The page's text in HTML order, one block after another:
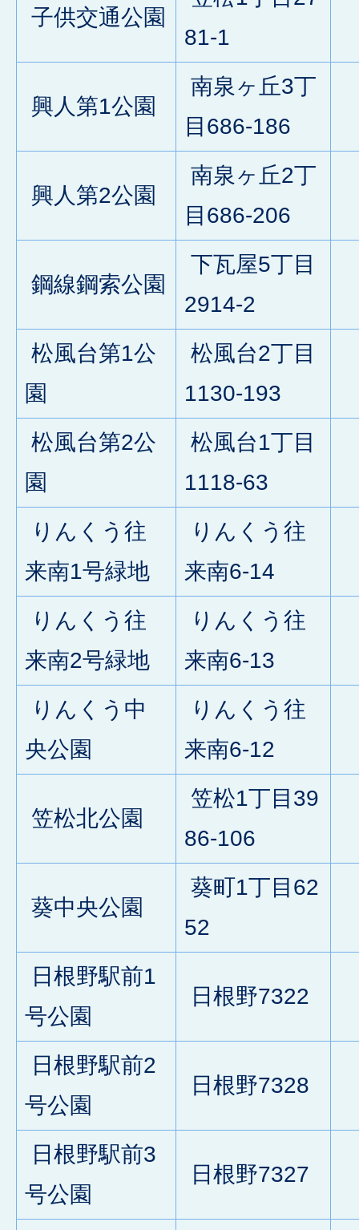
子供交通公園
81-1
興人第1公園
南泉ヶ丘3丁
目686-186
興人第2公園
南泉ヶ丘2丁
目686-206
鋼線鋼索公園
下瓦屋5丁目
2914-2
松風台第1公
園
松風台2丁目
1130-193
松風台第2公
園
松風台1丁目
1118-63
りんくう往
来南1号緑地
りんくう往
来南6-14
りんくう往
来南2号緑地
りんくう往
来南6-13
りんくう中
央公園
りんくう往
来南6-12
笠松北公園
笠松1丁目39
86-106
葵中央公園
葵町1丁目62
52
日根野駅前1
号公園
日根野7322
日根野駅前2
号公園
日根野7328
日根野駅前3
号公園
日根野7327